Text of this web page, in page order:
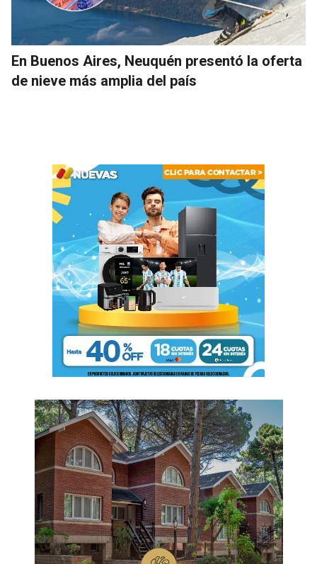
En Buenos Aires, Neuquén presentó la oferta
de nieve más amplia del país